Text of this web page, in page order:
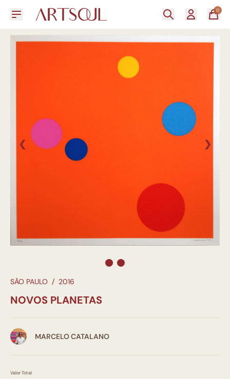
0
❮ ❯
SÃO PAULO / 2016
NOVOS PLANETAS
MARCELO CATALANO
Valor Total